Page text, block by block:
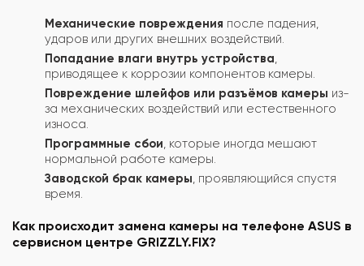
Механические повреждения после падения,
ударов или других внешних воздействий.
Попадание влаги внутрь устройства
приводящее к коррозии компонентов камеры.
Повреждение шлейфов или разъёмов камеры из-
за механических воздействий или естественного
износа.
Программные сбои , которые иногда мешают
нормальной работе камеры.
Заводской брак камеры , проявляющийся спустя
время.
Как происходит замена камеры на телефоне ASUS в
сервисном центре GRIZZLY.FIX?